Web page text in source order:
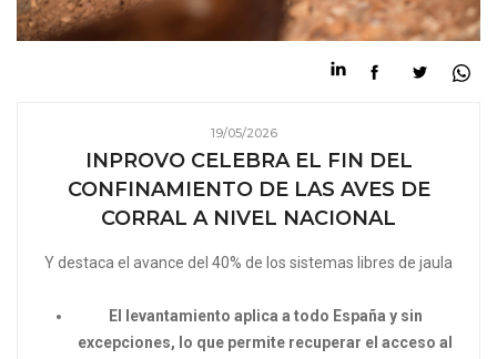
19/05/2026
INPROVO CELEBRA EL FIN DEL
CONFINAMIENTO DE LAS AVES DE
CORRAL A NIVEL NACIONAL
Y destaca el avance del 40% de los sistemas libres de jaula
El levantamiento aplica a todo España y sin
excepciones, lo que permite recuperar el acceso al